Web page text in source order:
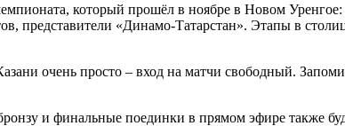
который прошёл в ноябре в Новом
представители «Динамо-Татарстан». Этапы в
очень просто – вход на матчи свободный.
и финальные поединки в прямом эфире также